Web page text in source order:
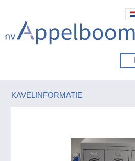
KAVELINFORMATIE